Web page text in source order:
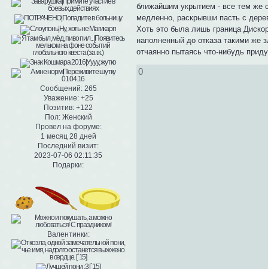
Сообщений:265
Уважение: +25
Позитив: +122
Пол:Женский
Провел на форуме:
1 месяц 28 дней
Последний визит:
2023-07-06 02:11:35
Подарки:
Валентинки:
ближайшим укрытием - все тем же
медленно, раскрывши пасть с
Хоть это была лишь граница
наполненный до отказа такими же
отчаянно пытаясь что-нибудь
0